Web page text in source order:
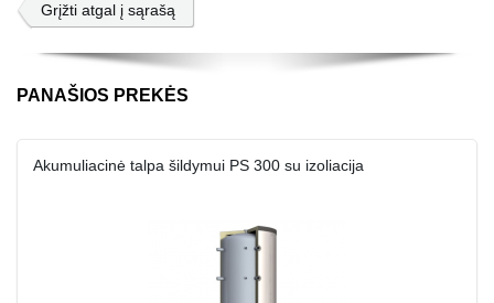
Grįžti atgal į sąrašą
PANAŠIOS PREKĖS
Akumuliacinė talpa šildymui PS 300 su izoliacija